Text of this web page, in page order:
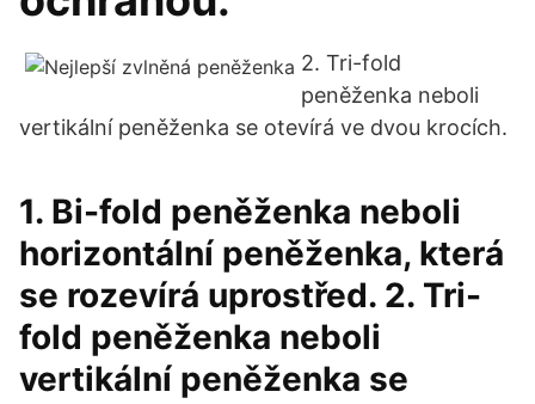
2. Tri-fold
peněženka neboli
vertikální peněženka se otevírá ve dvou krocích.
1. Bi-fold peněženka neboli
horizontální peněženka, která
se rozevírá uprostřed. 2. Tri-
fold peněženka neboli
vertikální peněženka se